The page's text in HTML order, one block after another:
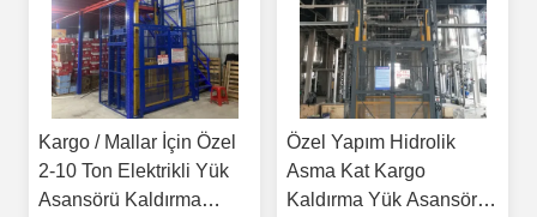
Kargo / Mallar İçin Özel
2-10 Ton Elektrikli Yük
Asansörü Kaldırma
Özel Yapım Hidrolik
Asma Kat Kargo
Kaldırma Yük Asansörü